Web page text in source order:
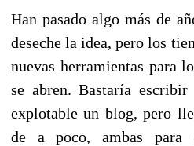
Han pasado algo más de
deseche la idea, pero los
nuevas herramientas para
se abren. Bastaría
explotable un blog, pero
de a poco, ambas para